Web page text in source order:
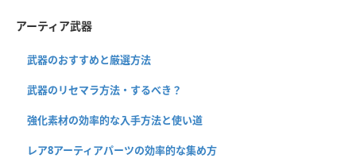
アーティア武器
武器のおすすめと厳選方法
武器のリセマラ方法・するべき？
強化素材の効率的な入手方法と使い道
レア8アーティアパーツの効率的な集め方